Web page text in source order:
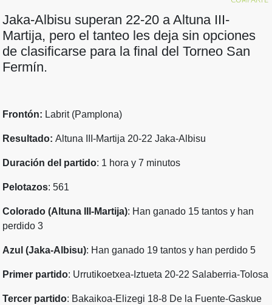
Jaka-Albisu superan 22-20 a Altuna III-
Martija, pero el tanteo les deja sin opciones
de clasificarse para la final del Torneo San
Fermín.
Frontón: Labrit (Pamplona)
Resultado: Altuna III-Martija 20-22 Jaka-Albisu
Duración del partido: 1 hora y 7 minutos
Pelotazos: 561
Colorado (Altuna III-Martija): Han ganado 15 tantos y han
perdido 3
Azul (Jaka-Albisu): Han ganado 19 tantos y han perdido 5
Primer partido: Urrutikoetxea-Iztueta 20-22 Salaberria-Tolosa
Tercer partido: Bakaikoa-Elizegi 18-8 De la Fuente-Gaskue